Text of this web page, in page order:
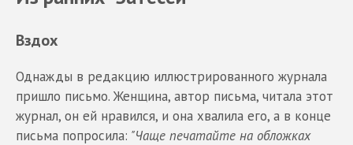
Вздох
Однажды в редакцию иллюстрированного журнала
пришло письмо. Женщина, автор письма, читала этот
журнал, он ей нравился, и она хвалила его, а в конце
письма попросила: "Чаще печатайте на обложках